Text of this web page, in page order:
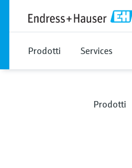
Prodotti Services
Prodotti